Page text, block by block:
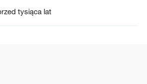
tysiąca lat